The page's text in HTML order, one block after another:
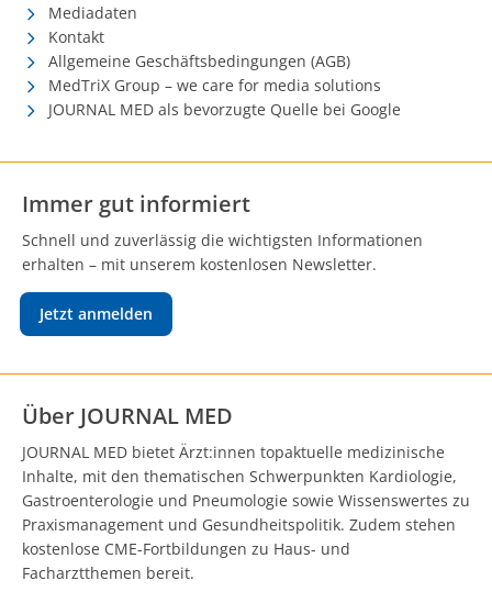
Mediadaten
Kontakt
Allgemeine Geschäftsbedingungen (AGB)
MedTriX Group – we care for media solutions
JOURNAL MED als bevorzugte Quelle bei Google
Immer gut informiert
Schnell und zuverlässig die wichtigsten Informationen
erhalten – mit unserem kostenlosen Newsletter.
Jetzt anmelden
Über JOURNAL MED
JOURNAL MED bietet Ärzt:innen topaktuelle medizinische
Inhalte, mit den thematischen Schwerpunkten Kardiologie,
Gastroenterologie und Pneumologie sowie Wissenswertes zu
Praxismanagement und Gesundheitspolitik. Zudem stehen
kostenlose CME-Fortbildungen zu Haus- und
Facharztthemen bereit.